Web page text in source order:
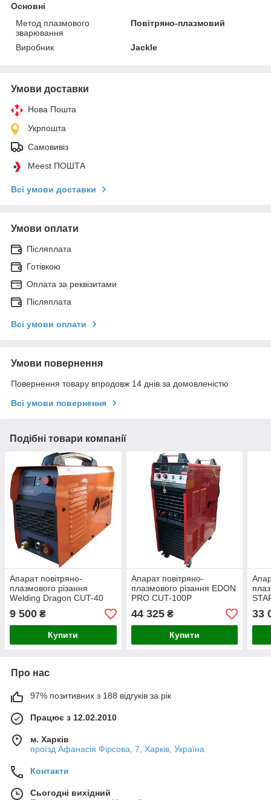
Основні
Метод плазмового
зварювання
Повітряно-плазмовий
Виробник Jackle
Умови доставки
Нова Пошта
Укрпошта
Самовивіз
Meest ПОШТА
Всі умови доставки
Умови оплати
Післяплата
Готівкою
Оплата за реквізитами
Післяплата
Всі умови оплати
Умови повернення
Повернення товару впродовж 14 днів за домовленістю
Всі умови повернення
Подібні товари компанії
Апарат повітряно-
плазмового різання
Welding Dragon CUT-40
9 500 ₴
Купити
Апарат повітряно-
плазмового різання EDON
PRO CUT-100P
44 325₴
Купити
33
Про нас
97% позитивних з 188 відгуків за рік
Працює з 12.02.2010
м. Харків
проїзд Афанасія Фірсова, 7, Харків, Україна
Контакти
Сьогодні вихідний